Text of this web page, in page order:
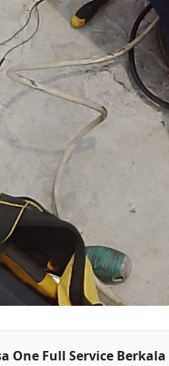
One Full Service Berkala